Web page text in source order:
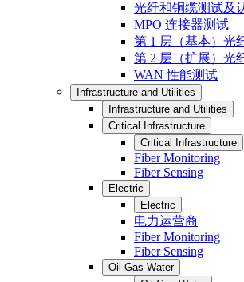
光纤和铜缆测试及
MPO 连接器测试
第 1 层（基本）光
第 2 层（扩展）光
WAN 性能测试
Infrastructure and Utilities
Infrastructure and Utilities
Critical Infrastructure
Critical Infrastructure
Fiber Monitoring
Fiber Sensing
Electric
Electric
电力运营商
Fiber Monitoring
Fiber Sensing
Oil-Gas-Water